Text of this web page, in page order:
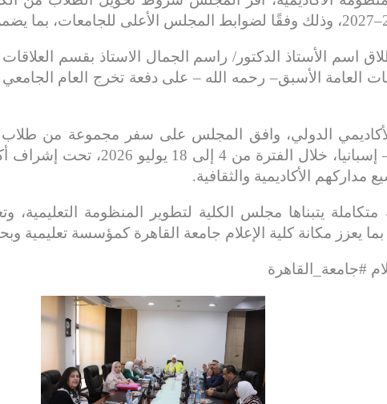
الأستاذ الدكتور/ راسم الجمال الاستاذ بقسم العلاقات
الأكاديمي الدولي، وافق المجلس على سفر مجموعة من
بجامعة أوتونوما ببرشلونة –
مداركهم الأكاديمية والثقافية.
يتبناها مجلس الكلية لتطوير المنظومة التعليمية،
بما يعزز مكانة كلية الإعلام جامعة القاهرة كمؤسسة تعليمية
#جامعة_القاهرة